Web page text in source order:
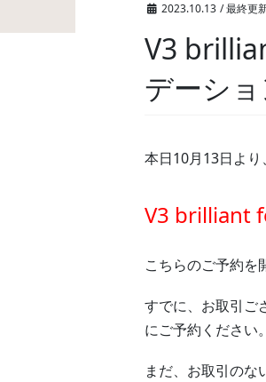
2023.10.13 / 最終更
V3
デーショ
本日10月13日よ
V3 brilliant
こちらのご予約を
すでに、お取引ご
にご予約ください。
まだ、お取引のな